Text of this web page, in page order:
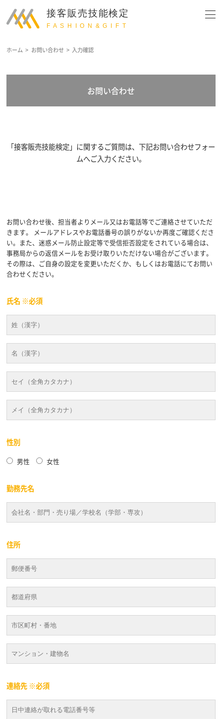
ホーム > お問い合わせ > 入力確認
お問い合わせ
「接客販売技能検定」に関するご質問は、下記お問い合わせフォー
ムへご入力ください。
お問い合わせ後、担当者よりメール又はお電話等でご連絡させていただ
きます。 メールアドレスやお電話番号の誤りがないか再度ご確認くださ
い。また、迷惑メール防止設定等で受信拒否設定をされている場合は、
事務局からの返信メールをお受け取りいただけない場合がございます。
その際は、ご自身の設定を変更いただくか、もしくはお電話にてお問い
合わせください。
氏名 ※必須
性別
男性 女性
勤務先名
住所
連絡先 ※必須